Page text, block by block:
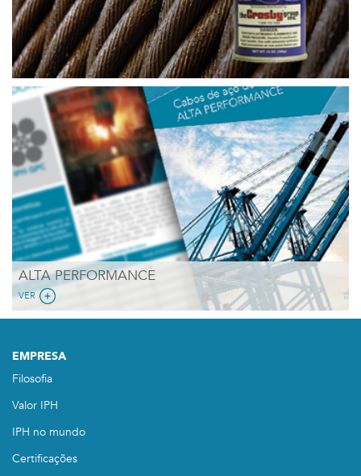
ALTA PERFORMANCE
VER
EMPRESA
Filosofia
Valor IPH
IPH no mundo
Certificações